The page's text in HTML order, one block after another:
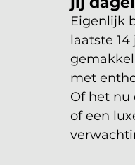
Eigenlijk
laatste
met
Of het nu
of een